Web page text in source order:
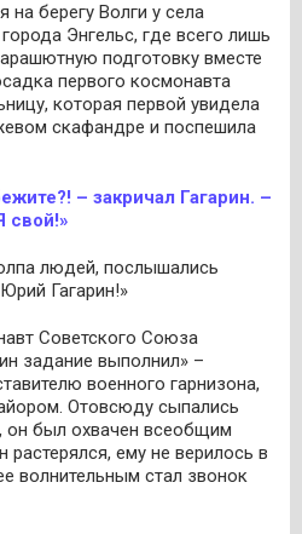
на берегу Волги у села
Энгельс, где всего лишь
подготовку вместе
первого космонавта
которая первой увидела
скафандре и поспешила
– закричал Гагарин. –
свой!»
людей, послышались
Гагарин!»
Советского Союза
задание выполнил» –
военного гарнизона,
Отовсюду сыпались
он был охвачен всеобщим
ему не верилось в
волнительным стал звонок